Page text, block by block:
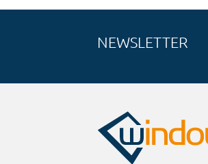
NEWSLETTER